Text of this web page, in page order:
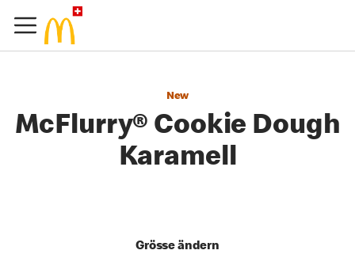
New
McFlurry® Cookie Dough
Karamell
Grösse ändern